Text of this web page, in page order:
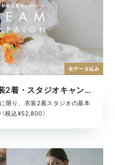
【10〜11月限定】衣装2着・スタジオキャンペーン
限り、衣装2着スタジオの基本
税込¥52,800）
全データ込み